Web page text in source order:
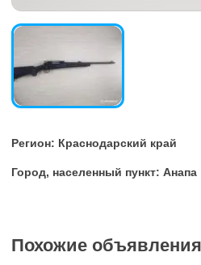
Регион: Краснодарский край
Город, населенный пункт: Анапа
Похожие объявления